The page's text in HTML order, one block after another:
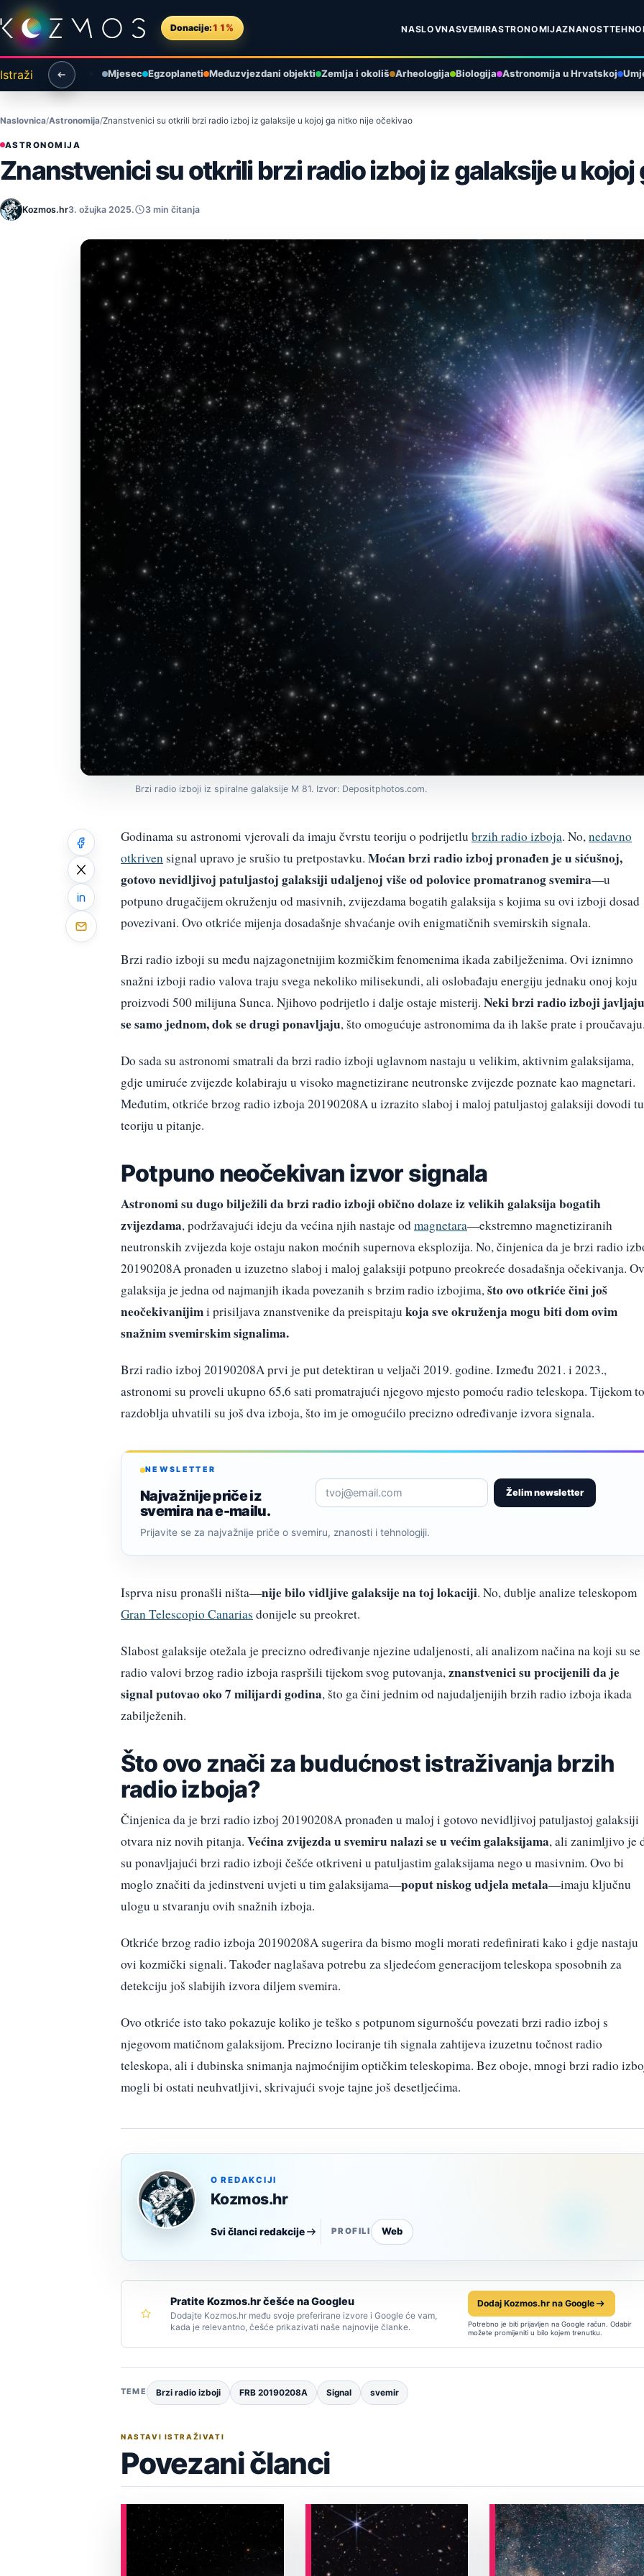
Preskoči na sadržaj
Donacije: 11% NASLOVNASVEMIRASTRONOMIJAZNANOST
Istraži Mjesec Egzoplaneti Međuzvjezdani objekti Zemlja i okoliš Arheologija Biologija Astronomija u Hrvatskoj
Naslovnica Astronomija Znanstvenici su otkrili brzi radio izboj iz galaksije u kojoj ga nitko nije očekivao
ASTRONOMIJA
Znanstvenici su otkrili brzi radio izboj iz galaksije u kojoj
Kozmos.hr3. ožujka 2025. 3 min čitanja
Brzi radio izboji iz spiralne galaksije M 81. Izvor: Depositphotos.com.
Godinama su astronomi vjerovali da imaju čvrstu teoriju o podrijetlu brzih radio izboja. No,nedavno
otkrivensignal upravo je srušio tu pretpostavku. Moćan brzi radio izboj pronađen je u sićušnoj,
gotovo nevidljivoj patuljastoj galaksiji udaljenoj više od polovice promatranog svemira—u
potpuno drugačijem okruženju od masivnih, zvijezdama bogatih galaksija s kojima su ovi izboji dosad
povezivani. Ovo otkriće mijenja dosadašnje shvaćanje ovih enigmatičnih svemirskih signala.
Brzi radio izboji su među najzagonetnijim kozmičkim fenomenima ikada zabilježenima. Ovi iznimno
snažni izboji radio valova traju svega nekoliko milisekundi, ali oslobađaju energiju jednaku onoj koju
proizvodi 500 milijuna Sunca. Njihovo podrijetlo i dalje ostaje misterij. Neki brzi radio izboji javljaju
se samo jednom, dok se drugi ponavljaju, što omogućuje astronomima da ih lakše prate i
Do sada su astronomi smatrali da brzi radio izboji uglavnom nastaju u velikim, aktivnim galaksijama,
gdje umiruće zvijezde kolabiraju u visoko magnetizirane neutronske zvijezde poznate kao magnetari.
Međutim, otkriće brzog radio izboja 20190208A u izrazito slaboj i maloj patuljastoj galaksiji dovodi tu
teoriju u pitanje.
Potpuno neočekivan izvor signala
Astronomi su dugo bilježili da brzi radio izboji obično dolaze iz velikih galaksija bogatih
zvijezdama, podržavajući ideju da većina njih nastaje odmagnetara—ekstremno magnetiziranih
neutronskih zvijezda koje ostaju nakon moćnih supernova eksplozija. No, činjenica da je brzi radio
20190208A pronađen u izuzetno slaboj i maloj galaksiji potpuno preokreće dosadašnja očekivanja.
galaksija je jedna od najmanjih ikada povezanih s brzim radio izbojima,što ovo otkriće čini još
neočekivanijimi prisiljava znanstvenike da preispitaju koja sve okruženja mogu biti dom ovim
snažnim svemirskim signalima.
Brzi radio izboj 20190208A prvi je put detektiran u veljači 2019. godine. Između 2021. i 2023.,
astronomi su proveli ukupno 65,6 sati promatrajući njegovo mjesto pomoću radio teleskopa. Tijekom
razdoblja uhvatili su još dva izboja, što im je omogućilo precizno određivanje izvora signala.
NEWSLETTER
Najvažnije priče iz
svemira na e-mailu.
Želim newsletter
Prijavite se za najvažnije priče o svemiru, znanosti i tehnologiji.
Isprva nisu pronašli ništa—nije bilo vidljive galaksije na toj lokaciji. No, dublje analize teleskopom
Gran Telescopio Canarias donijele su preokret.
Slabost galaksije otežala je precizno određivanje njezine udaljenosti, ali analizom načina na koji su se
radio valovi brzog radio izboja raspršili tijekom svog putovanja,znanstvenici su procijenili da je
signal putovao oko 7 milijardi godina, što ga čini jednim od najudaljenijih brzih radio izboja ikada
zabilježenih.
Što ovo znači za budućnost istraživanja brzih
radio izboja?
Činjenica da je brzi radio izboj 20190208A pronađen u maloj i gotovo nevidljivoj patuljastoj galaksiji
otvara niz novih pitanja. Većina zvijezda u svemiru nalazi se u većim galaksijama, ali zanimljivo je
su ponavljajući brzi radio izboji češće otkriveni u patuljastim galaksijama nego u masivnim. Ovo bi
moglo značiti da jedinstveni uvjeti u tim galaksijama—poput niskog udjela metala—imaju ključnu
ulogu u stvaranju ovih snažnih izboja.
Otkriće brzog radio izboja 20190208A sugerira da bismo mogli morati redefinirati kako i gdje nastaju
ovi kozmički signali. Također naglašava potrebu za sljedećom generacijom teleskopa sposobnih za
detekciju još slabijih izvora diljem svemira.
Ovo otkriće isto tako pokazuje koliko je teško s potpunom sigurnošću povezati brzi radio izboj s
njegovom matičnom galaksijom. Precizno lociranje tih signala zahtijeva izuzetnu točnost radio
teleskopa, ali i dubinska snimanja najmoćnijim optičkim teleskopima. Bez oboje, mnogi brzi radio
mogli bi ostati neuhvatljivi, skrivajući svoje tajne još desetljećima.
O REDAKCIJI
Kozmos.hr
Svi članci redakcije PROFILI Web
Pratite Kozmos.hr češće na Googleu
Dodajte Kozmos.hr među svoje preferirane izvore i Google će vam,
kada je relevantno, češće prikazivati naše najnovije članke.
Dodaj Kozmos.hr na Google
Potrebno je biti prijavljen na Google račun. Odabir
možete promijeniti u bilo kojem trenutku.
TEME Brzi radio izboji FRB 20190208A Signal svemir
NASTAVI ISTRAŽIVATI
Povezani članci